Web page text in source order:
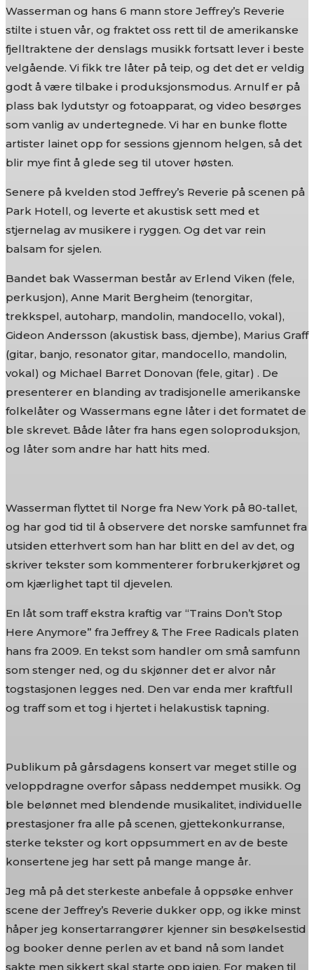
Wasserman og hans 6 mann store Jeffrey’s Reverie
stilte i stuen vår, og fraktet oss rett til de amerikanske
fjelltraktene der denslags musikk fortsatt lever i beste
velgående. Vi fikk tre låter på teip, og det det er veldig
godt å være tilbake i produksjonsmodus. Arnulf er på
plass bak lydutstyr og fotoapparat, og video besørges
som vanlig av undertegnede. Vi har en bunke flotte
artister lainet opp for sessions gjennom helgen, så det
blir mye fint å glede seg til utover høsten.
Senere på kvelden stod Jeffrey’s Reverie på scenen på
Park Hotell, og leverte et akustisk sett med et
stjernelag av musikere i ryggen. Og det var rein
balsam for sjelen.
Bandet bak Wasserman består av Erlend Viken (fele,
perkusjon), Anne Marit Bergheim (tenorgitar,
trekkspel, autoharp, mandolin, mandocello, vokal),
Gideon Andersson (akustisk bass, djembe), Marius Graff
(gitar, banjo, resonator gitar, mandocello, mandolin,
vokal) og Michael Barret Donovan (fele, gitar) . De
presenterer en blanding av tradisjonelle amerikanske
folkelåter og Wassermans egne låter i det formatet de
ble skrevet. Både låter fra hans egen soloproduksjon,
og låter som andre har hatt hits med.
Wasserman flyttet til Norge fra New York på 80-tallet,
og har god tid til å observere det norske samfunnet fra
utsiden etterhvert som han har blitt en del av det, og
skriver tekster som kommenterer forbrukerkjøret og
om kjærlighet tapt til djevelen.
En låt som traff ekstra kraftig var “Trains Don’t Stop
Here Anymore” fra Jeffrey & The Free Radicals platen
hans fra 2009. En tekst som handler om små samfunn
som stenger ned, og du skjønner det er alvor når
togstasjonen legges ned. Den var enda mer kraftfull
og traff som et tog i hjertet i helakustisk tapning.
Publikum på gårsdagens konsert var meget stille og
veloppdragne overfor såpass neddempet musikk. Og
ble belønnet med blendende musikalitet, individuelle
prestasjoner fra alle på scenen, gjettekonkurranse,
sterke tekster og kort oppsummert en av de beste
konsertene jeg har sett på mange mange år.
Jeg må på det sterkeste anbefale å oppsøke enhver
scene der Jeffrey’s Reverie dukker opp, og ikke minst
håper jeg konsertarrangører kjenner sin besøkelsestid
og booker denne perlen av et band nå som landet
sakte men sikkert skal starte opp igjen. For maken til